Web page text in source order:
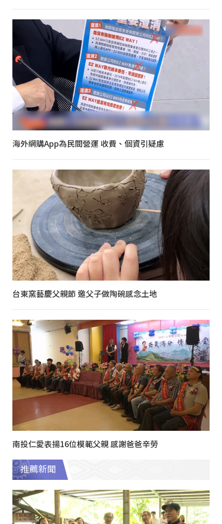
海外網購App為民間營運 收費、個資引疑慮
台東窯藝慶父親節 邀父子做陶碗感念土地
南投仁愛表揚16位模範父親 感謝爸爸辛勞
推薦新聞